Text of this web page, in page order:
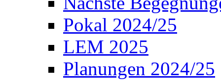
Pokal 2024/25
LEM 2025
Planungen 2024/25